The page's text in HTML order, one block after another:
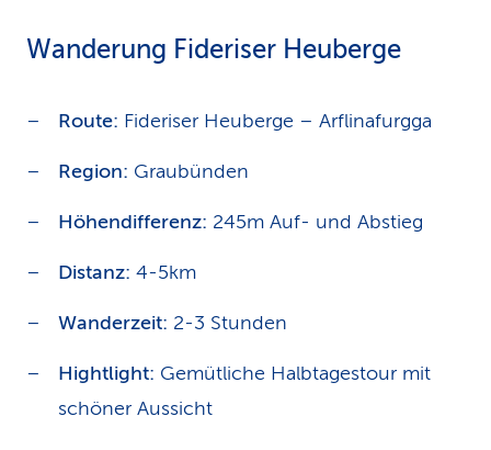
Wanderung Fideriser Heuberge
Route: Fideriser Heuberge – Arflinafurgga
Region: Graubünden
Höhendifferenz: 245m Auf- und Abstieg
Distanz: 4-5km
Wanderzeit: 2-3 Stunden
Hightlight: Gemütliche Halbtagestour mit
schöner Aussicht